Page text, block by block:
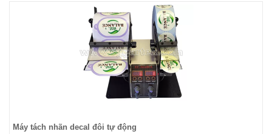
Máy tách nhãn decal đôi tự động